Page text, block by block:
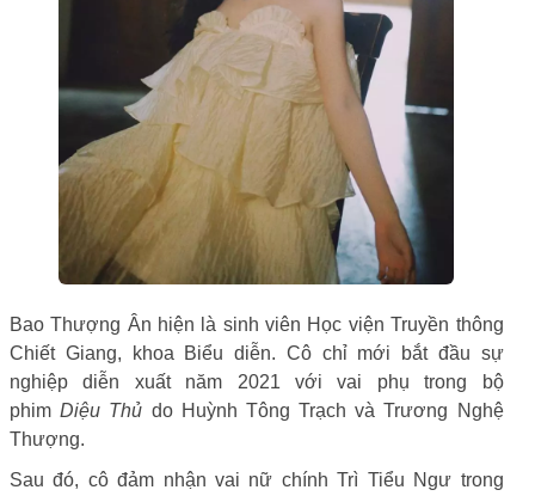
Bao Thượng Ân hiện là sinh viên Học viện Truyền thông
Chiết Giang, khoa Biểu diễn. Cô chỉ mới bắt đầu sự
nghiệp diễn xuất năm 2021 với vai phụ trong bộ
phimDiệu Thủ do Huỳnh Tông Trạch và Trương Nghệ
Thượng.
Sau đó, cô đảm nhận vai nữ chính Trì Tiểu Ngư trong